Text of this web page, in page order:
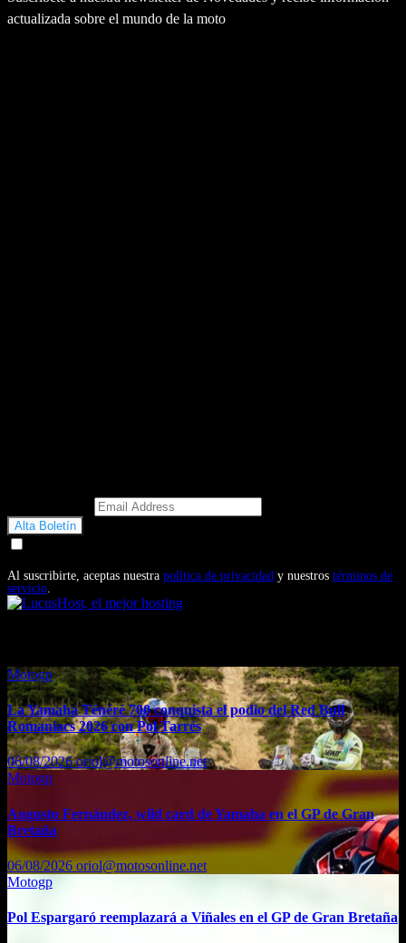
actualizada sobre el mundo de la moto
Al suscribirte, aceptas nuestra política de privacidad y nuestros términos de
servicio.
Motogp
La Yamaha Ténéré 700 conquista el podio del Red Bull
Romaniacs 2026 con Pol Tarrés
06/08/2026oriol@motosonline.net
Motogp
Augusto Fernández, wild card de Yamaha en el GP de Gran
Bretaña
06/08/2026 oriol@motosonline.net
Motogp
Pol Espargaró reemplazará a Viñales en el GP de Gran Bretaña